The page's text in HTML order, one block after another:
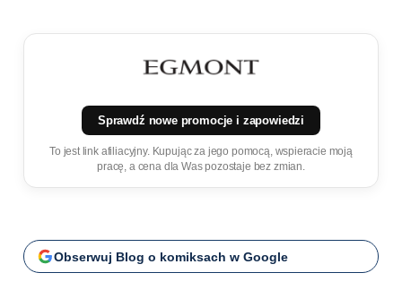
Sprawdź nowe promocje i zapowiedzi
To jest link afiliacyjny. Kupując za jego pomocą, wspieracie moją
pracę, a cena dla Was pozostaje bez zmian.
Obserwuj Blog o komiksach w Google